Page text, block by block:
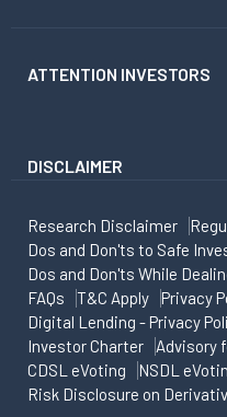
ATTENTION INVESTORS
DISCLAIMER
Research Disclaimer
Dos and Don'ts to Safe
Dos and Don'ts While
FAQs
T&C Apply
Privacy
Digital Lending - Privacy
Investor Charter
Advisory
CDSL eVoting
NSDL
Risk Disclosure on